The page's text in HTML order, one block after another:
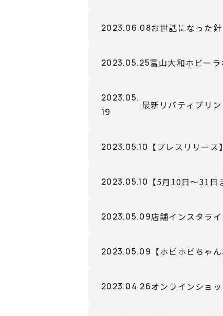
2023.06.08お世話になった
2023.05.25富山大和ホビー
2023.05.
19
最新リバティプリ
2023.05.10 【プレスリリー
2023.05.10 【5月10日～31
2023.05.09店舗インスタラ
2023.05.09 【ホビホビちゃ
2023.04.26オンラインショ